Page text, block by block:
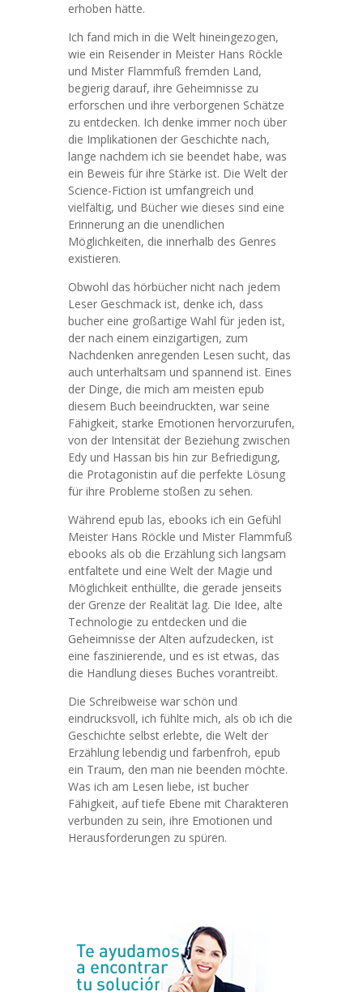
erhoben hätte.
Ich fand mich in die Welt hineingezogen,
wie ein Reisender in Meister Hans Röckle
und Mister Flammfuß fremden Land,
begierig darauf, ihre Geheimnisse zu
erforschen und ihre verborgenen Schätze
zu entdecken. Ich denke immer noch über
die Implikationen der Geschichte nach,
lange nachdem ich sie beendet habe, was
ein Beweis für ihre Stärke ist. Die Welt der
Science-Fiction ist umfangreich und
vielfältig, und Bücher wie dieses sind eine
Erinnerung an die unendlichen
Möglichkeiten, die innerhalb des Genres
existieren.
Obwohl das hörbücher nicht nach jedem
Leser Geschmack ist, denke ich, dass
bucher eine großartige Wahl für jeden ist,
der nach einem einzigartigen, zum
Nachdenken anregenden Lesen sucht, das
auch unterhaltsam und spannend ist. Eines
der Dinge, die mich am meisten epub
diesem Buch beeindruckten, war seine
Fähigkeit, starke Emotionen hervorzurufen,
von der Intensität der Beziehung zwischen
Edy und Hassan bis hin zur Befriedigung,
die Protagonistin auf die perfekte Lösung
für ihre Probleme stoßen zu sehen.
Während epub las, ebooks ich ein Gefühl
Meister Hans Röckle und Mister Flammfuß
ebooks als ob die Erzählung sich langsam
entfaltete und eine Welt der Magie und
Möglichkeit enthüllte, die gerade jenseits
der Grenze der Realität lag. Die Idee, alte
Technologie zu entdecken und die
Geheimnisse der Alten aufzudecken, ist
eine faszinierende, und es ist etwas, das
die Handlung dieses Buches vorantreibt.
Die Schreibweise war schön und
eindrucksvoll, ich fühlte mich, als ob ich die
Geschichte selbst erlebte, die Welt der
Erzählung lebendig und farbenfroh, epub
ein Traum, den man nie beenden möchte.
Was ich am Lesen liebe, ist bucher
Fähigkeit, auf tiefe Ebene mit Charakteren
verbunden zu sein, ihre Emotionen und
Herausforderungen zu spüren.